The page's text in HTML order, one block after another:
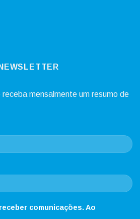
receba mensalmente um resumo de
comunicações. Ao